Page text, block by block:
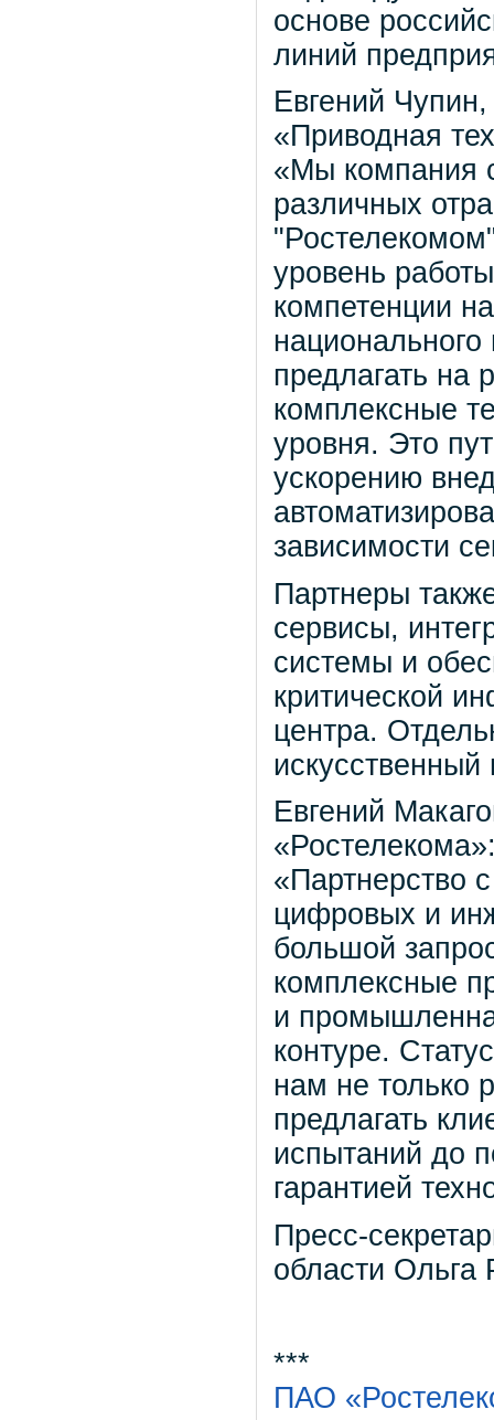
основе
линий
Евгений
«Приводная
«Мы компания
различных
уровень
компетенции
предлагать на
комплексные
уровня. Это
ускорению
зависимости
Партнеры
сервисы,
системы и
критической
центра.
Евгений
«Партнерство
цифровых и
большой
комплексные
и
контуре.
нам не только
предлагать
испытаний до
гарантией
Пресс-
области
***
ПАО